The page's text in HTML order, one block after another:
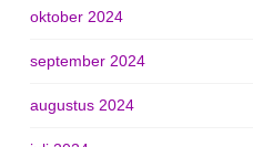
oktober 2024
september 2024
augustus 2024